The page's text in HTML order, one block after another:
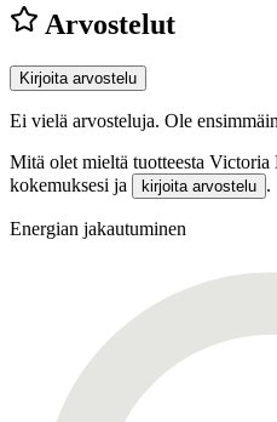
Arvostelut
Kirjoita arvostelu
Ei vielä arvosteluja. Ole
Mitä olet mieltä tuotteesta
kokemuksesi ja
kirjoita arvostelu .
Energian jakautuminen